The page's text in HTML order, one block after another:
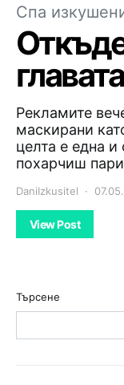
Спа
главата
Рекламите
маскирани
целта е една
похарчиш
DaniIzkusitel
View Post
Търсене